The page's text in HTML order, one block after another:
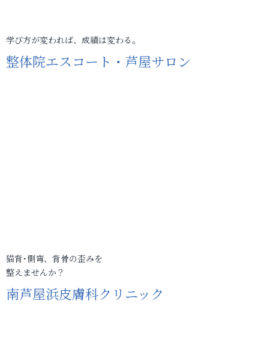
学び方が変われば、成績は変わる。
整体院エスコート・芦屋サロン
猫背･側弯、背骨の歪みを
整えませんか？
南芦屋浜皮膚科クリニック